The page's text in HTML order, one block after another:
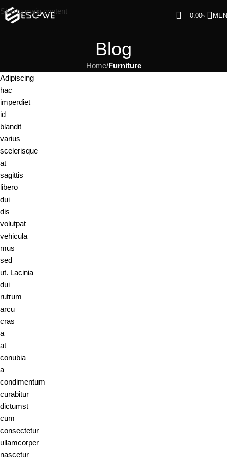
Skip to main content 0.00৳
Blog
Home/Furniture
Adipiscing
hac
imperdiet
id
blandit
varius
scelerisque
at
sagittis
libero
dui
dis
volutpat
vehicula
mus
sed
ut. Lacinia
dui
rutrum
arcu
cras
a
at
conubia
a
condimentum
curabitur
dictumst
cum
consectetur
ullamcorper
nascetur